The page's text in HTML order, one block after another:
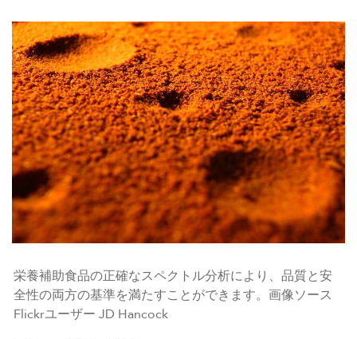
栄養補助食品の正確なスペクトル分析により、品質と安
全性の両方の基準を満たすことができます。画像ソース
Flickrユーザー JD Hancock